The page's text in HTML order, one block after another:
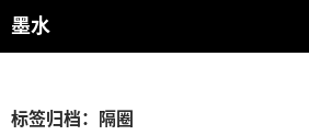
跳
至
墨水
搜
索
标签归档：隔圈